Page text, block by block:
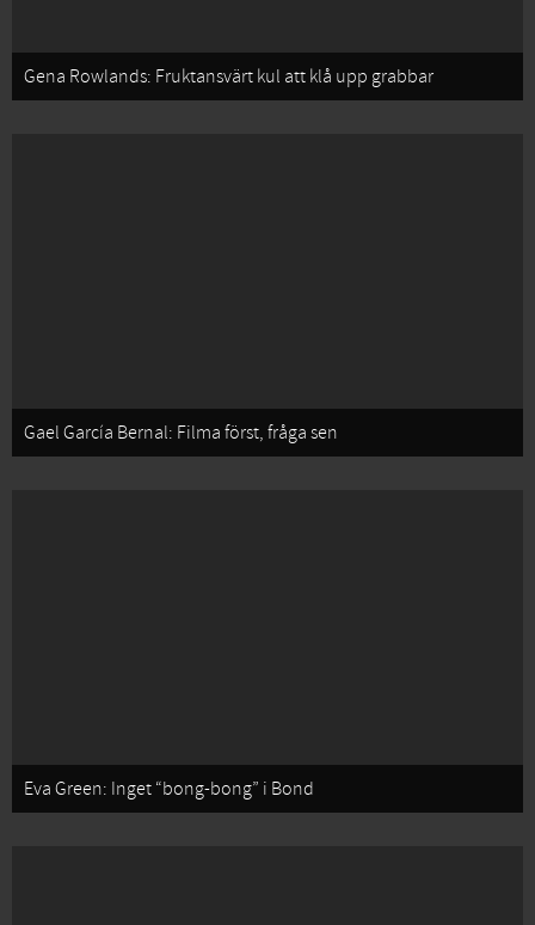
Gena Rowlands: Fruktansvärt kul att klå upp grabbar
Gael García Bernal: Filma först, fråga sen
Eva Green: Inget “bong-bong” i Bond